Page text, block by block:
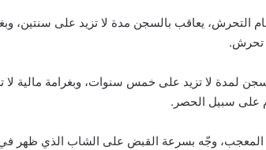
يعاقب بالسجن مدة لا تزيد على سنتين،
تحرش.
لمدة لا تزيد على خمس سنوات، وبغرامة مالية لا
على سبيل الحصر.
المعجب، وجّه بسرعة القبض على الشاب الذي ظهر